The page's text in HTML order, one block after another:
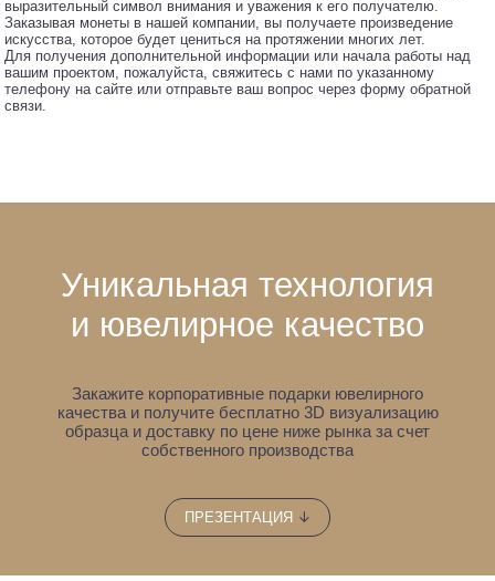
выразительный символ внимания и уважения к его получателю.
Заказывая монеты в нашей компании, вы получаете произведение
искусства, которое будет цениться на протяжении многих лет.
Для получения дополнительной информации или начала работы над
вашим проектом, пожалуйста, свяжитесь с нами по указанному
телефону на сайте или отправьте ваш вопрос через форму обратной
связи.
Уникальная технология
и ювелирное качество
Закажите корпоративные подарки ювелирного
качества и получите бесплатно 3D визуализацию
образца и доставку по цене ниже рынка за счет
собственного производства
ПРЕЗЕНТАЦИЯ ↓